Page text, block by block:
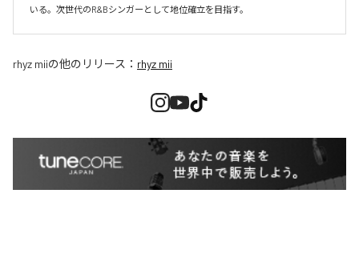
いる。次世代のR&Bシンガーとして地位確立を目指す。
rhyz miiの他のリリース： rhyz mii